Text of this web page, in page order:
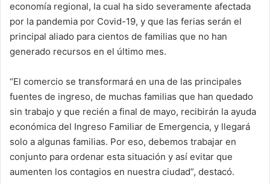
economía regional, la cual ha sido severamente afectada
por la pandemia por Covid-19, y que las ferias serán el
principal aliado para cientos de familias que no han
generado recursos en el último mes.
“El comercio se transformará en una de las principales
fuentes de ingreso, de muchas familias que han quedado
sin trabajo y que recién a final de mayo, recibirán la ayuda
económica del Ingreso Familiar de Emergencia, y llegará
solo a algunas familias. Por eso, debemos trabajar en
conjunto para ordenar esta situación y así evitar que
aumenten los contagios en nuestra ciudad”, destacó.